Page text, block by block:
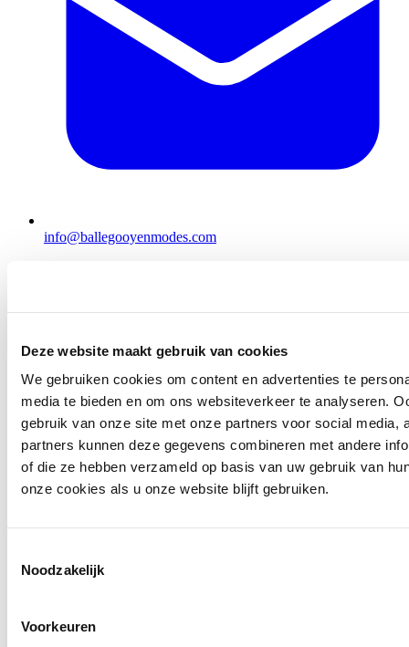
Deze website maakt gebruik van cookies
We gebruiken cookies om content en advertenties te
media te bieden en om ons websiteverkeer te analyseren.
gebruik van onze site met onze partners voor social media,
partners kunnen deze gegevens combineren met andere
of die ze hebben verzameld op basis van uw gebruik van
onze cookies als u onze website blijft gebruiken.
Noodzakelijk
Voorkeuren
info@ballegooyenmodes.com